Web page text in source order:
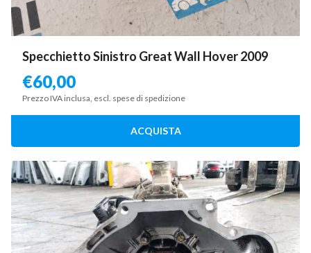
Specchietto Sinistro Great Wall Hover 2009
€60,00
Prezzo IVA inclusa, escl. spese di spedizione
ACQUISTA